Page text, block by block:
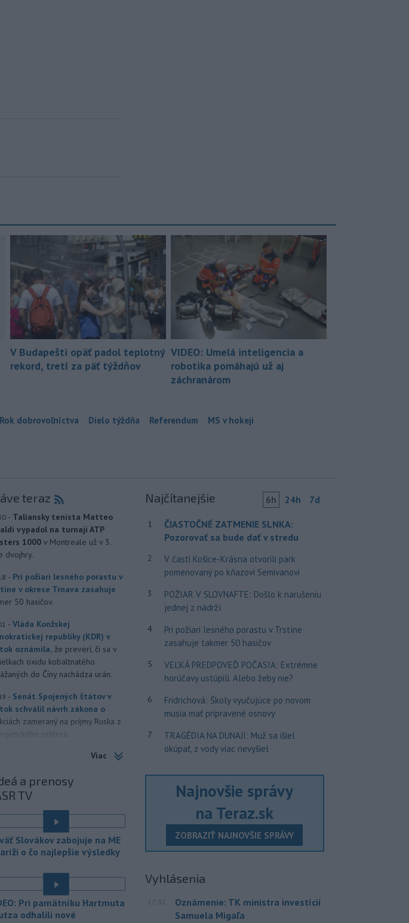
V Budapešti opäť padol teplotný
rekord, tretí za päť týždňov
VIDEO: Umelá inteligencia a
robotika pomáhajú už aj
záchranárom
Rok dobrovoľníctva Dielo týždňa Referendum MS v hokeji
teraz
- Taliansky tenista Matteo
vypadol na turnaji ATP
1000 v Montreale už v 3.
dvojhry.
- Pri požiari lesného porastu v
v okrese Trnava zasahuje
50 hasičov.
- Vláda Konžskej
republiky (KDR) v
oznámila, že preverí, či sa v
oxidu kobaltnatého
do Číny nachádza urán.
- Senát Spojených štátov v
schválil návrh zákona o
zameraný na príjmy Ruska z
sektora.
Slovenská polícia prispela k
sa podarilo ukončiť
odsúdením páchateľa v
- Piatkový požiar v
rafinérii Slovnaft je
kontrolou.Príčina jeho vzniku
to potvrdil hovorca rafinérie
Molnár.
- Ministerstvo kultúry (MK) SR
Viac
a prenosy
TV
Slovákov zabojuje na ME
o čo najlepšie výsledky
Pri pamätníku Hartmuta
odhalili nové
Najčítanejšie 6h 24h 7d
1
ČIASTOČNÉ ZATMENIE SLNKA:
Pozorovať sa bude dať v stredu
2
V časti Košice-Krásna otvorili park
pomenovaný po kňazovi Semivanovi
3
POŽIAR V SLOVNAFTE: Došlo k narušeniu
jednej z nádrží
4
Pri požiari lesného porastu v Trstíne
zasahuje takmer 50 hasičov
5
VEĽKÁ PREDPOVEĎ POČASIA: Extrémne
horúčavy ustúpili. Alebo žeby nie?
6
Fridrichová: Školy vyučujúce po novom
musia mať pripravené osnovy
7
TRAGÉDIA NA DUNAJI: Muž sa išiel
okúpať, z vody viac nevyšiel
Najnovšie správy
na Teraz.sk
ZOBRAZIŤ NAJNOVŠIE SPRÁVY
Vyhlásenia
17:32
Oznámenie: TK ministra investícií
Samuela Migaľa